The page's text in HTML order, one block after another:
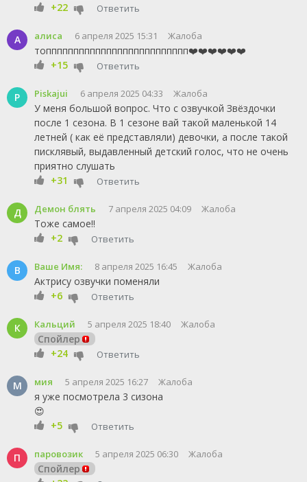
+22
Ответить
А алиса 6 апреля 2025 15:31 Жалоба
топппппппппппппппппппппппппп❤️❤️❤️❤️❤️❤️
+15
Ответить
P Piskajui 6 апреля 2025 04:33 Жалоба
У меня большой вопрос. Что с озвучкой Звёздочки
после 1 сезона. В 1 сезоне вай такой маленькой 14
летней ( как её представляли) девочки, а после такой
писклявый, выдавленный детский голос, что не очень
приятно слушать
+31
Ответить
Д Демон блять 7 апреля 2025 04:09 Жалоба
Тоже самое!!
+2
Ответить
В Ваше Имя: 8 апреля 2025 16:45 Жалоба
Актрису озвучки поменяли
+6
Ответить
К Кальций 5 апреля 2025 18:40 Жалоба
Спойлер
+24
Ответить
М мия 5 апреля 2025 16:27 Жалоба
я уже посмотрела 3 сизона
😍
+5
Ответить
П паровозик 5 апреля 2025 06:30 Жалоба
Спойлер